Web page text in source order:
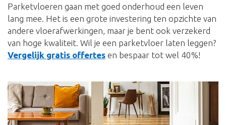
Parketvloeren gaan met goed onderhoud een leven
lang mee. Het is een grote investering ten opzichte van
andere vloerafwerkingen, maar je bent ook verzekerd
van hoge kwaliteit. Wil je een parketvloer laten leggen?
Vergelijk gratis offertes en bespaar tot wel 40%!